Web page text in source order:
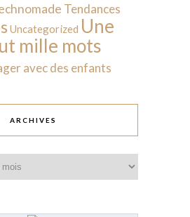
Tendances
Uncategorized Une
mille mots
avec des enfants
ARCHIVES